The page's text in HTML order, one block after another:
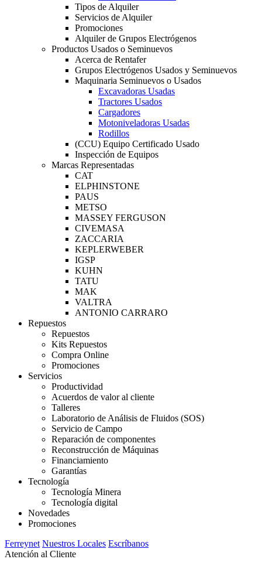
Tipos de Alquiler
Servicios de Alquiler
Promociones
Alquiler de Grupos Electrógenos
Productos Usados o Seminuevos
Acerca de Rentafer
Grupos Electrógenos Usados y Seminuevos
Maquinaria Seminuevos o Usados
Excavadoras Usadas
Tractores Usados
Cargadores
Motoniveladoras Usadas
Rodillos
(CCU) Equipo Certificado Usado
Inspección de Equipos
Marcas Representadas
CAT
ELPHINSTONE
PAUS
METSO
MASSEY FERGUSON
CIVEMASA
ZACCARIA
KEPLERWEBER
IGSP
KUHN
TATU
MAK
VALTRA
ANTONIO CARRARO
Repuestos
Repuestos
Kits Repuestos
Compra Online
Promociones
Servicios
Productividad
Acuerdos de valor al cliente
Talleres
Laboratorio de Análisis de Fluidos (SOS)
Servicio de Campo
Reparación de componentes
Reconstrucción de Máquinas
Financiamiento
Garantías
Tecnología
Tecnología Minera
Tecnología digital
Novedades
Promociones
Ferreynet Nuestros Locales Escríbanos
Atención al Cliente